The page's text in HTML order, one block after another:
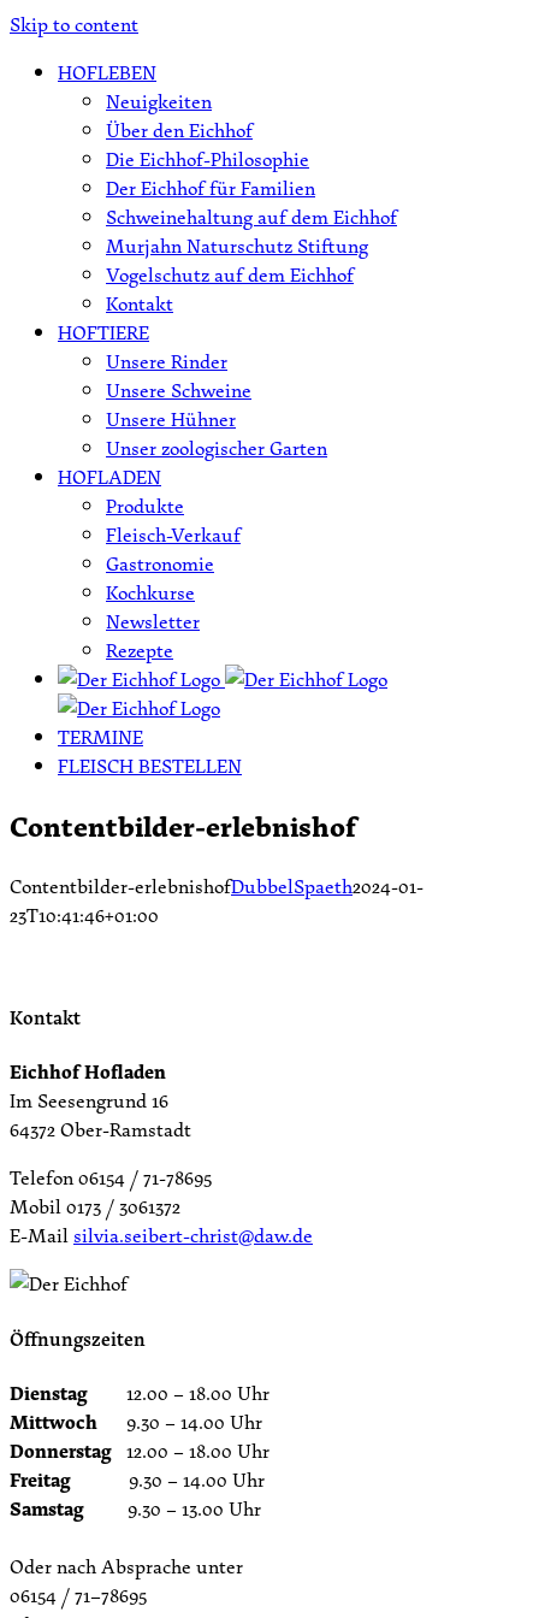
Skip to content
HOFLEBEN
Neuigkeiten
Über den Eichhof
Die Eichhof-Philosophie
Der Eichhof für Familien
Schweinehaltung auf dem Eichhof
Murjahn Naturschutz Stiftung
Vogelschutz auf dem Eichhof
Kontakt
HOFTIERE
Unsere Rinder
Unsere Schweine
Unsere Hühner
Unser zoologischer Garten
HOFLADEN
Produkte
Fleisch-Verkauf
Gastronomie
Kochkurse
Newsletter
Rezepte
TERMINE
FLEISCH BESTELLEN
Contentbilder-erlebnishof
Contentbilder-erlebnishofDubbelSpaeth2024-01-
23T10:41:46+01:00
Kontakt
Eichhof Hofladen
Im Seesengrund 16
64372 Ober-Ramstadt
Telefon 06154 / 71-78695
Mobil 0173 / 3061372
E-Mailsilvia.seibert-christ@daw.de
Öffnungszeiten
Dienstag 12.00 – 18.00 Uhr
Mittwoch 9.30 – 14.00 Uhr
Donnerstag 12.00 – 18.00 Uhr
Freitag 9.30 – 14.00 Uhr
Samstag 9.30 – 13.00 Uhr
Oder nach Absprache unter
06154 / 71–78695